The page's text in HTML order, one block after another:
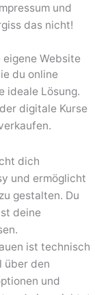
und
das nicht!
eigene Website
du online
ideale Lösung.
digitale Kurse
dich
und ermöglicht
gestalten. Du
deine
ist technisch
über den
und